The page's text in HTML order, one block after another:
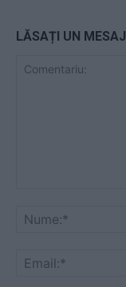
LĂSAȚI UN MESAJ